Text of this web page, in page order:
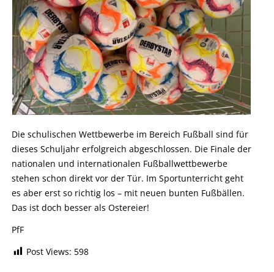
Die schulischen Wettbewerbe im Bereich Fußball sind für
dieses Schuljahr erfolgreich abgeschlossen. Die Finale der
nationalen und internationalen Fußballwettbewerbe
stehen schon direkt vor der Tür. Im Sportunterricht geht
es aber erst so richtig los – mit neuen bunten Fußbällen.
Das ist doch besser als Ostereier!
PfF
Post Views: 598